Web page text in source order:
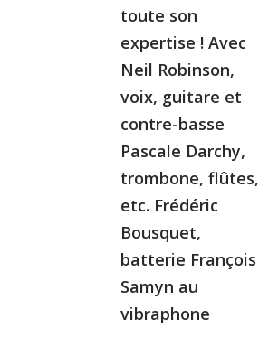
toute son
expertise ! Avec
Neil Robinson,
voix, guitare et
contre-basse
Pascale Darchy,
trombone, flûtes,
etc. Frédéric
Bousquet,
batterie François
Samyn au
vibraphone